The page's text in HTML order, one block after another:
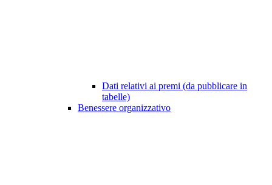
Dati relativi ai premi (da pubblicare in
tabelle)
Benessere organizzativo